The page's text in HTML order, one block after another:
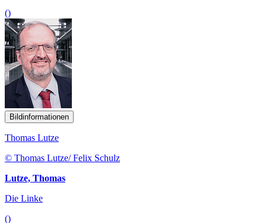
()
Bildinformationen
Thomas Lutze
© Thomas Lutze/ Felix Schulz
Lutze, Thomas
Die Linke
()